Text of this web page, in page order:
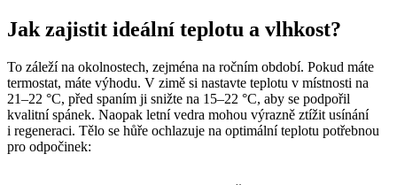
Jak zajistit ideální teplotu a vlhkost?
To záleží na okolnostech, zejména na ročním období. Pokud máte
termostat, máte výhodu. V zimě si nastavte teplotu v místnosti na
21–22 °C, před spaním ji snižte na 15–22 °C, aby se podpořil
kvalitní spánek. Naopak letní vedra mohou výrazně ztížit usínání
i regeneraci. Tělo se hůře ochlazuje na optimální teplotu potřebnou
pro odpočinek: